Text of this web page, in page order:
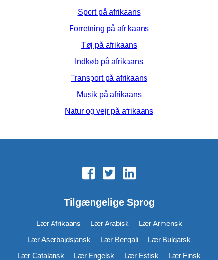
Sport på afrikaans
Forretning på afrikaans
Tøj på afrikaans
Indkøb på afrikaans
Transport på afrikaans
Musik på afrikaans
Natur og vejr på afrikaans
Tilgængelige Sprog
Lær Afrikaans Lær Arabisk
Lær Armensk
Lær Aserbajdsjansk
Lær Bengali
Lær Bulgarsk
Lær Catalansk
Lær Engelsk Lær Estisk
Lær Finsk